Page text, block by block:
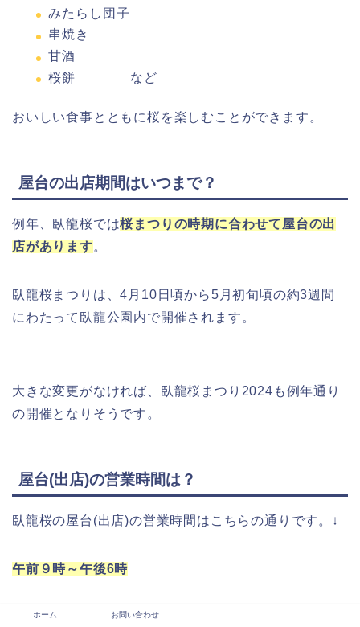
みたらし団子
串焼き
甘酒
桜餅 など
おいしい食事とともに桜を楽しむことができます。
屋台の出店期間はいつまで？
例年、臥龍桜では桜まつりの時期に合わせて屋台の出
店があります。
臥龍桜まつりは、4月10日頃から5月初旬頃の約3週間
にわたって臥龍公園内で開催されます。
大きな変更がなければ、臥龍桜まつり2024も例年通り
の開催となりそうです。
屋台(出店)の営業時間は？
臥龍桜の屋台(出店)の営業時間はこちらの通りです。↓
午前９時～午後6時
ライトアップはないため、多くの屋台が夕方には店を
ホーム お問い合わせ